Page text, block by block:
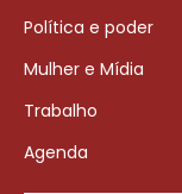
Política e poder
Mulher e Mídia
Trabalho
Agenda